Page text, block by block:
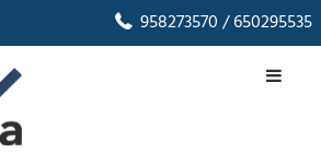
958273570/ 650295535